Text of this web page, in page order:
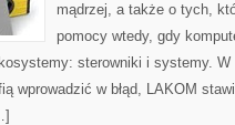
mądrzej, a także o tych,
pomocy wtedy, gdy
sterowniki i systemy.
wprowadzić w błąd, LAKOM